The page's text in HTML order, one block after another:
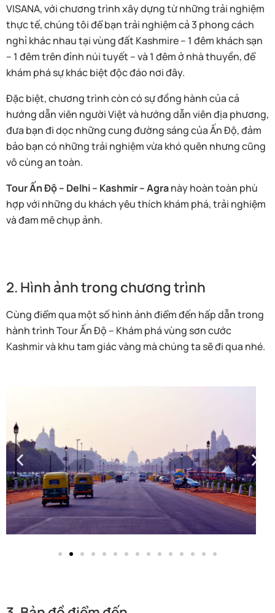
VISANA, với chương trình xây dựng từ những trải nghiệm
thực tế, chúng tôi để bạn trải nghiệm cả 3 phong cách
nghỉ khác nhau tại vùng đất Kashmire – 1 đêm khách sạn
– 1 đêm trên đỉnh núi tuyết – và 1 đêm ở nhà thuyền, để
khám phá sự khác biệt độc đáo nơi đây.
Đặc biệt, chương trình còn có sự đồng hành của cả
hướng dẫn viên người Việt và hướng dẫn viên địa phương,
đưa bạn đi dọc những cung đường sáng của Ấn Độ, đảm
bảo bạn có những trải nghiệm vừa khó quên nhưng cũng
vô cùng an toàn.
Tour Ấn Độ – Delhi – Kashmir – Agranày hoàn toàn phù
hợp với những du khách yêu thích khám phá, trải nghiệm
và đam mê chụp ảnh.
2. Hình ảnh trong chương trình
Cùng điểm qua một số hình ảnh điểm đến hấp dẫn trong
hành trình Tour Ấn Độ – Khám phá vùng sơn cước
Kashmir và khu tam giác vàng mà chúng ta sẽ đi qua nhé.